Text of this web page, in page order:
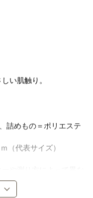
い肌触り。
詰めもの＝ポリエステ
（代表サイズ）